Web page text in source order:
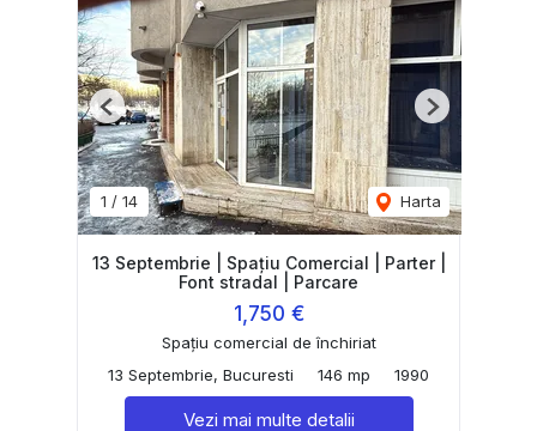
1 / 14 Harta
Previous Next
13 Septembrie | Spațiu Comercial | Parter |
Font stradal | Parcare
1,750 €
Spațiu comercial de închiriat
13 Septembrie, Bucuresti
146 mp 1990
Vezi mai multe detalii